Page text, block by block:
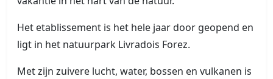
Het etablissement is het hele jaar door geopend en
ligt in het natuurpark Livradois Forez.
Met zijn zuivere lucht, water, bossen en vulkanen is